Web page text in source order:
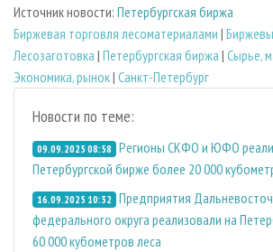
Источник новости: Петербургская биржа
Биржевая торговля лесоматериалами |
Лесозаготовка | Петербургская биржа | Сырье,
Экономика, рынок| Санкт-Петербург
Новости по теме:
09.09.2025 08:58 Регионы СКФО и ЮФО
Петербургской бирже более 20 000
16.09.2025 10:32 Предприятия
федерального округа реализовали на
60 000 кубометров леса